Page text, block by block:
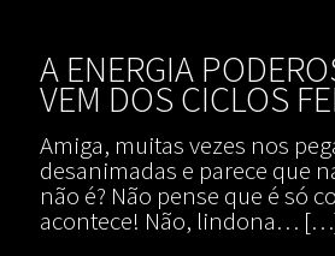
A ENERGIA
VEM DOS CICLOS
Amiga, muitas vezes nos
desanimadas e parece que
não é? Não pense que é só
acontece! Não, lindona…